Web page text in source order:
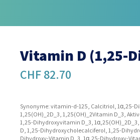
Vitamin D (1,25-
CHF 82.70
Synonyme: vitamin-d-125, Calcitriol, 1α,25-
1,25(OH)_2D_3, 1,25(OH)_2Vitamin D_3,
1,25-Dihydroxyvitamin D_3,
D, 1,25-Dihydroxycholecalciferol, 1,25-
Dihydroxy-Vitamin D_3, 1α,25-Dihydroxy-